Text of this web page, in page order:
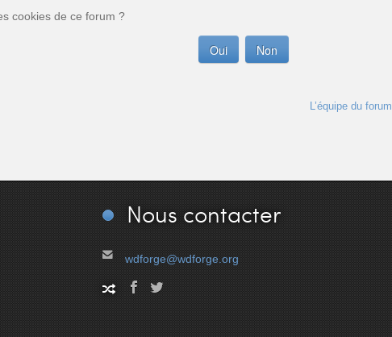
cookies de ce forum ?
L’équipe du forum
Nous contacter
wdforge@wdforge.org